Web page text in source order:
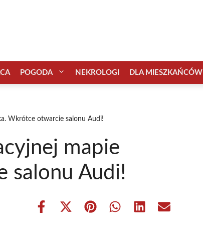
POGODA NEKROLOGI DLA MIESZKAŃCÓW
Wkrótce otwarcie salonu Audi!
mapie
salonu Audi!
Share
Share Share Share Share Share